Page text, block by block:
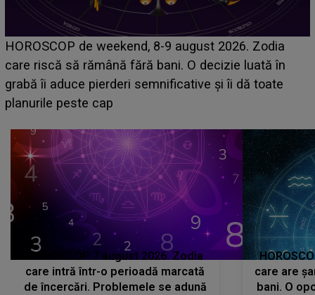
Emanuel a ținut ACEST DETALIU ASCUNS până
acum! În fața Alexandrei, concurentul din Casa Iubirii
face o MĂRTURISIRE NEAȘTEPTATĂ despre mama
sa: "I-am spus și ei în față, eu nu te iubesc pentru
HOROSCOP 7 august 2026. Zodia
care intră într-o perioadă marcată
de încercări. Problemele se adună
care are
bani. O